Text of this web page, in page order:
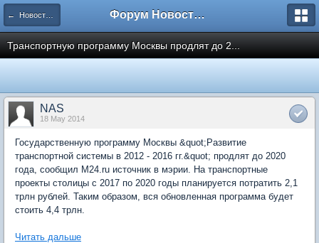
← Новости рынка недвижимости Форум Новостройки
Транспортную программу Москвы продлят до 2...
NAS
18 May 2014
Государственную программу Москвы &quot;Развитие
транспортной системы в 2012 - 2016 гг.&quot; продлят до 2020
года, сообщил M24.ru источник в мэрии. На транспортные
проекты столицы с 2017 по 2020 годы планируется потратить 2,1
трлн рублей. Таким образом, вся обновленная программа будет
стоить 4,4 трлн.
Читать дальше